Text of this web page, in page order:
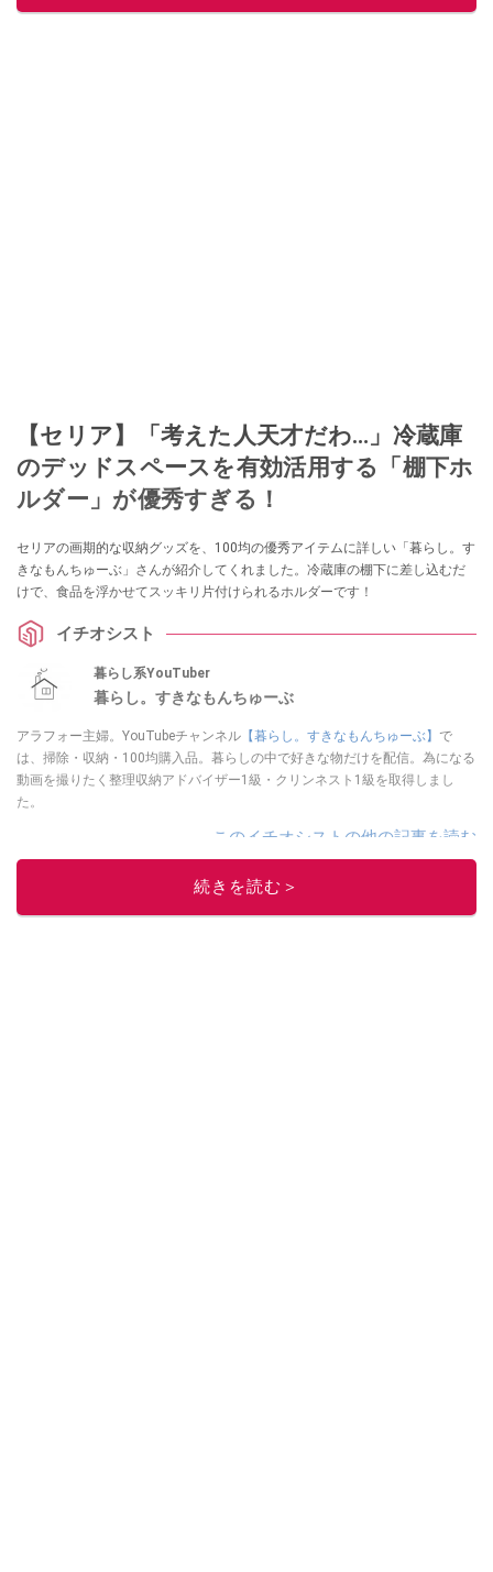
【セリア】「考えた人天才だわ…」冷蔵庫
のデッドスペースを有効活用する「棚下ホ
ルダー」が優秀すぎる！
セリアの画期的な収納グッズを、100均の優秀アイテムに詳しい「暮らし。す
きなもんちゅーぶ」さんが紹介してくれました。冷蔵庫の棚下に差し込むだ
けで、食品を浮かせてスッキリ片付けられるホルダーです！
イチオシスト
暮らし系YouTuber
暮らし。すきなもんちゅーぶ
アラフォー主婦。YouTubeチャンネル 【暮らし。すきなもんちゅーぶ】 で
は、掃除・収納・100均購入品。暮らしの中で好きな物だけを配信。為になる
動画を撮りたく整理収納アドバイザー1級・クリンネスト1級を取得しまし
た。
このイチオシストの他の記事を読む
続きを読む＞